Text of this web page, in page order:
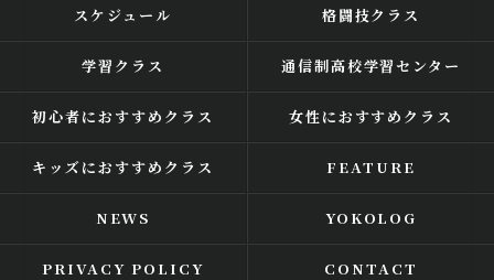
スケジュール 格闘技クラス
学習クラス 通信制高校学習センター
初心者におすすめクラス 女性におすすめクラス
キッズにおすすめクラス FEATURE
NEWS YOKOLOG
PRIVACY POLICY CONTACT